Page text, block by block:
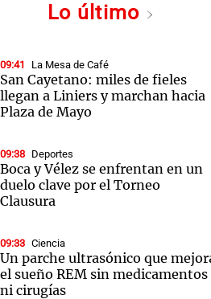
Lo último
09:41 La Mesa de Café
San Cayetano: miles de fieles
llegan a Liniers y marchan hacia
Plaza de Mayo
09:38 Deportes
Boca y Vélez se enfrentan en un
duelo clave por el Torneo
Clausura
09:33 Ciencia
Un parche ultrasónico que
el sueño REM sin medicamentos
ni cirugías
Cadena 3 en Groenlandia